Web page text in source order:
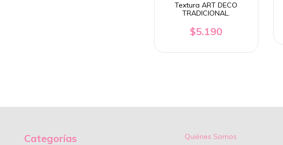
Textura ART DECO
TRADICIONAL.
$5.190
Categorías Quiénes Somos